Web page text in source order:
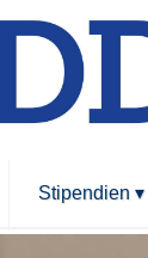
Stipendien ▾